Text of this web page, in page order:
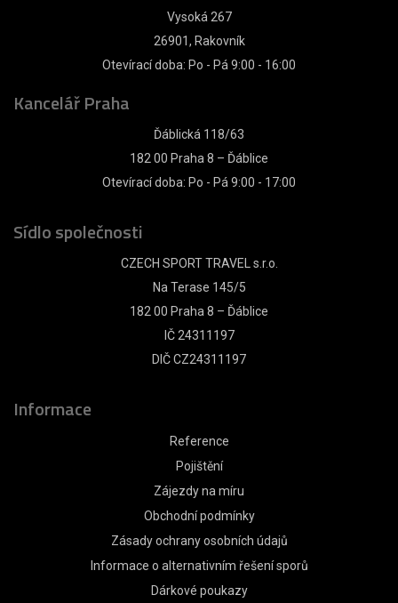
Vysoká 267
26901, Rakovník
Otevírací doba: Po - Pá 9:00 - 16:00
Kancelář Praha
Ďáblická 118/63
182 00 Praha 8 – Ďáblice
Otevírací doba: Po - Pá 9:00 - 17:00
Sídlo společnosti
CZECH SPORT TRAVEL s.r.o.
Na Terase 145/5
182 00 Praha 8 – Ďáblice
IČ 24311197
DIČ CZ24311197
Informace
Reference
Pojištění
Zájezdy na míru
Obchodní podmínky
Zásady ochrany osobních údajů
Informace o alternativním řešení sporů
Dárkové poukazy